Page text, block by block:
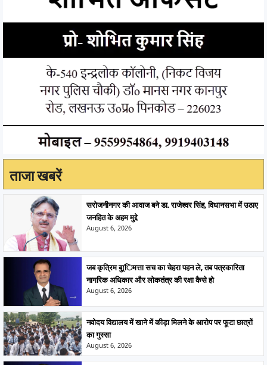
ताजा खबरें
सरोजनीनगर की आवाज बने डा. राजेश्वर सिंह, विधानसभा में उठाए
जनहित के अहम मुद्दे
August 6, 2026
जब कृत्रिम बु(िमत्ता सच का चेहरा पहन ले, तब पत्रकारिता
नागरिक अधिकार और लोकतंत्र की रक्षा कैसे हो
August 6, 2026
नवोदय विद्यालय में खाने में कीड़ा मिलने के आरोप पर फूटा छात्रों
का गुस्सा
August 6, 2026